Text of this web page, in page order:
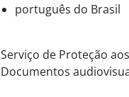
português do Brasil
Serviço de Proteção
Documentos